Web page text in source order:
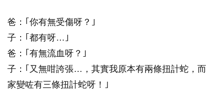
爸：｢你有無受傷呀？｣
子：｢都有呀…｣
爸：｢有無流血呀？｣
子：｢又無咁誇張…，其實我原本有兩條扭計蛇，而
家變咗有三條扭計蛇呀！｣